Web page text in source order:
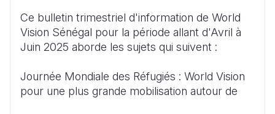
Ce bulletin trimestriel d'information de World
Vision Sénégal pour la période allant d'Avril à
Juin 2025 aborde les sujets qui suivent :
Journée Mondiale des Réfugiés : World Vision
pour une plus grande mobilisation autour de